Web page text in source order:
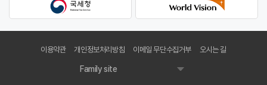
이용약관 개인정보처리방침 이메일 무단수집거부 오시는 길
Family site